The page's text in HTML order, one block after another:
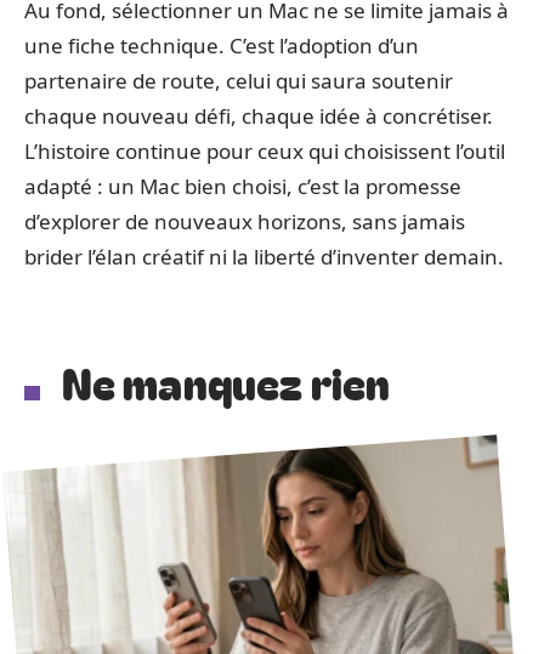
Au fond, sélectionner un Mac ne se limite jamais à
une fiche technique. C’est l’adoption d’un
partenaire de route, celui qui saura soutenir
chaque nouveau défi, chaque idée à concrétiser.
L’histoire continue pour ceux qui choisissent l’outil
adapté : un Mac bien choisi, c’est la promesse
d’explorer de nouveaux horizons, sans jamais
brider l’élan créatif ni la liberté d’inventer demain.
Ne manquez rien